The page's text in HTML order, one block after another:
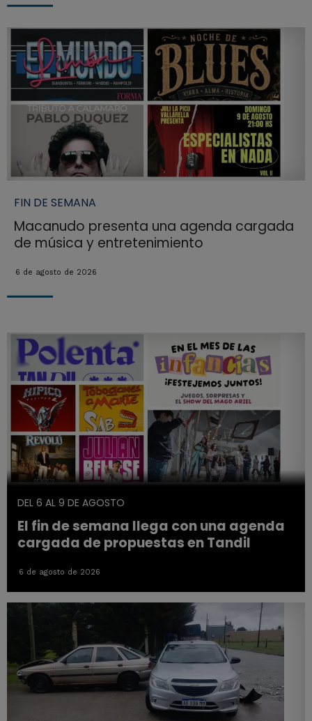
FIN DE SEMANA
Macanudo presenta una agenda cargada
de música y entretenimiento
6 de agosto de 2026
DEL 6 AL 9 DE AGOSTO
El fin de semana llega con una agenda
cargada de propuestas en Tandil
6 de agosto de 2026